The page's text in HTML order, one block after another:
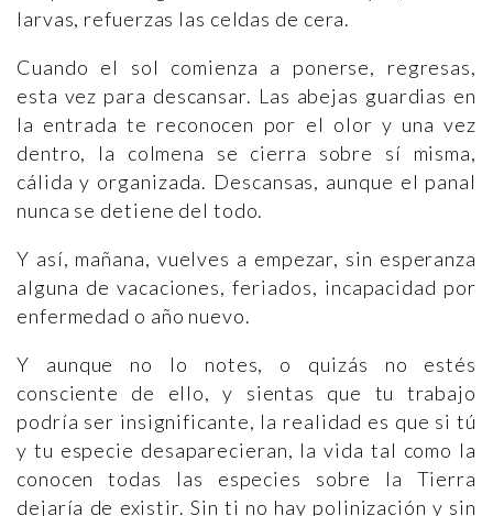
larvas, refuerzas las celdas de cera.
Cuando el sol comienza a ponerse, regresas,
esta vez para descansar. Las abejas guardias en
la entrada te reconocen por el olor y una vez
dentro, la colmena se cierra sobre sí misma,
cálida y organizada. Descansas, aunque el panal
nunca se detiene del todo.
Y así, mañana, vuelves a empezar, sin esperanza
alguna de vacaciones, feriados, incapacidad por
enfermedad o año nuevo.
Y aunque no lo notes, o quizás no estés
consciente de ello, y sientas que tu trabajo
podría ser insignificante, la realidad es que si tú
y tu especie desaparecieran, la vida tal como la
conocen todas las especies sobre la Tierra
dejaría de existir. Sin ti no hay polinización y sin